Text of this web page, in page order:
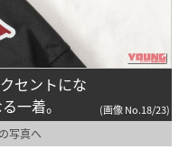
セントにな
一着。
(画像 No.18/23)
写真へ